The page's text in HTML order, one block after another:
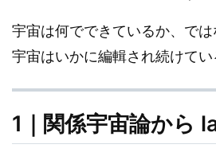
宇宙は何でできているか、で
宇宙はいかに編輯され続けて
1｜関係宇宙論から